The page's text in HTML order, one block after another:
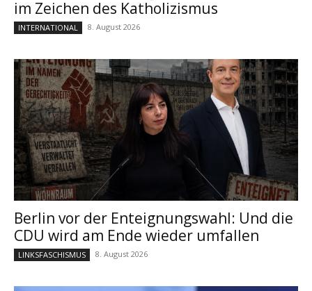
im Zeichen des Katholizismus
INTERNATIONAL 8. August 2026
Berlin vor der Enteignungswahl: Und die
CDU wird am Ende wieder umfallen
LINKSFASCHISMUS 8. August 2026